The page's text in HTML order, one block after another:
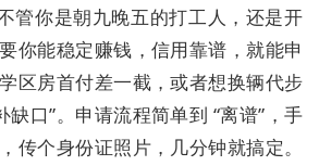
管你是朝九晚五的打工人，还是开
你能稳定赚钱，信用靠谱，就能申
区房首付差一截，或者想换辆代步
缺口”。申请流程简单到 “离谱”，手
传个身份证照片，几分钟就搞定。